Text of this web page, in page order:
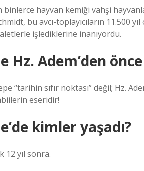
hayvan kemiği vahşi
bu avcı-toplayıcıların 11.500
işlediklerine inanıyordu.
Hz. Adem’den
“tarihin sıfır noktası” değil; Hz.
eseridir!
kimler yaşadı?
12 yıl sonra.